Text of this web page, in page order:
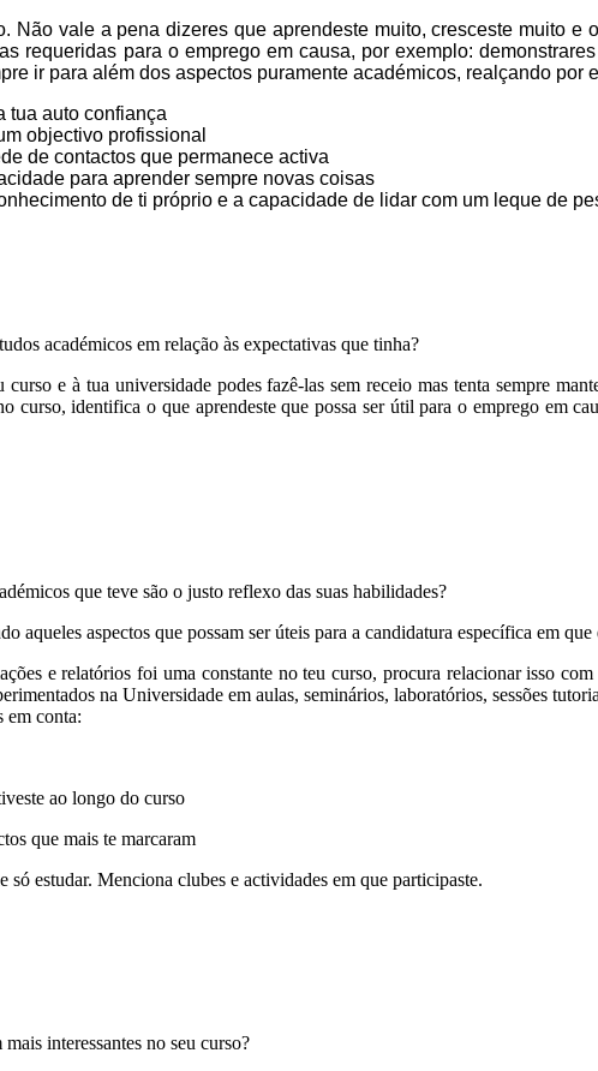
Não vale a pena dizeres que aprendeste muito, cresceste muito
requeridas para o emprego em causa, por exemplo:
ir para além dos aspectos puramente académicos, realçando por
tua auto confiança
objectivo profissional
de contactos que permanece activa
para aprender sempre novas coisas
de ti próprio e a capacidade de lidar com um leque de
académicos em relação às expectativas que tinha?
curso e à tua universidade podes fazê-las sem receio mas tenta sempre
curso, identifica o que aprendeste que possa ser útil para o emprego em
que teve são o justo reflexo das suas habilidades?
aqueles aspectos que possam ser úteis para a candidatura específica em
e relatórios foi uma constante no teu curso, procura relacionar isso
na Universidade em aulas, seminários, laboratórios, sessões
em conta:
ao longo do curso
que mais te marcaram
só estudar. Menciona clubes e actividades em que participaste.
interessantes no seu curso?